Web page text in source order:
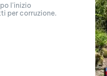
l'inizio
per corruzione.